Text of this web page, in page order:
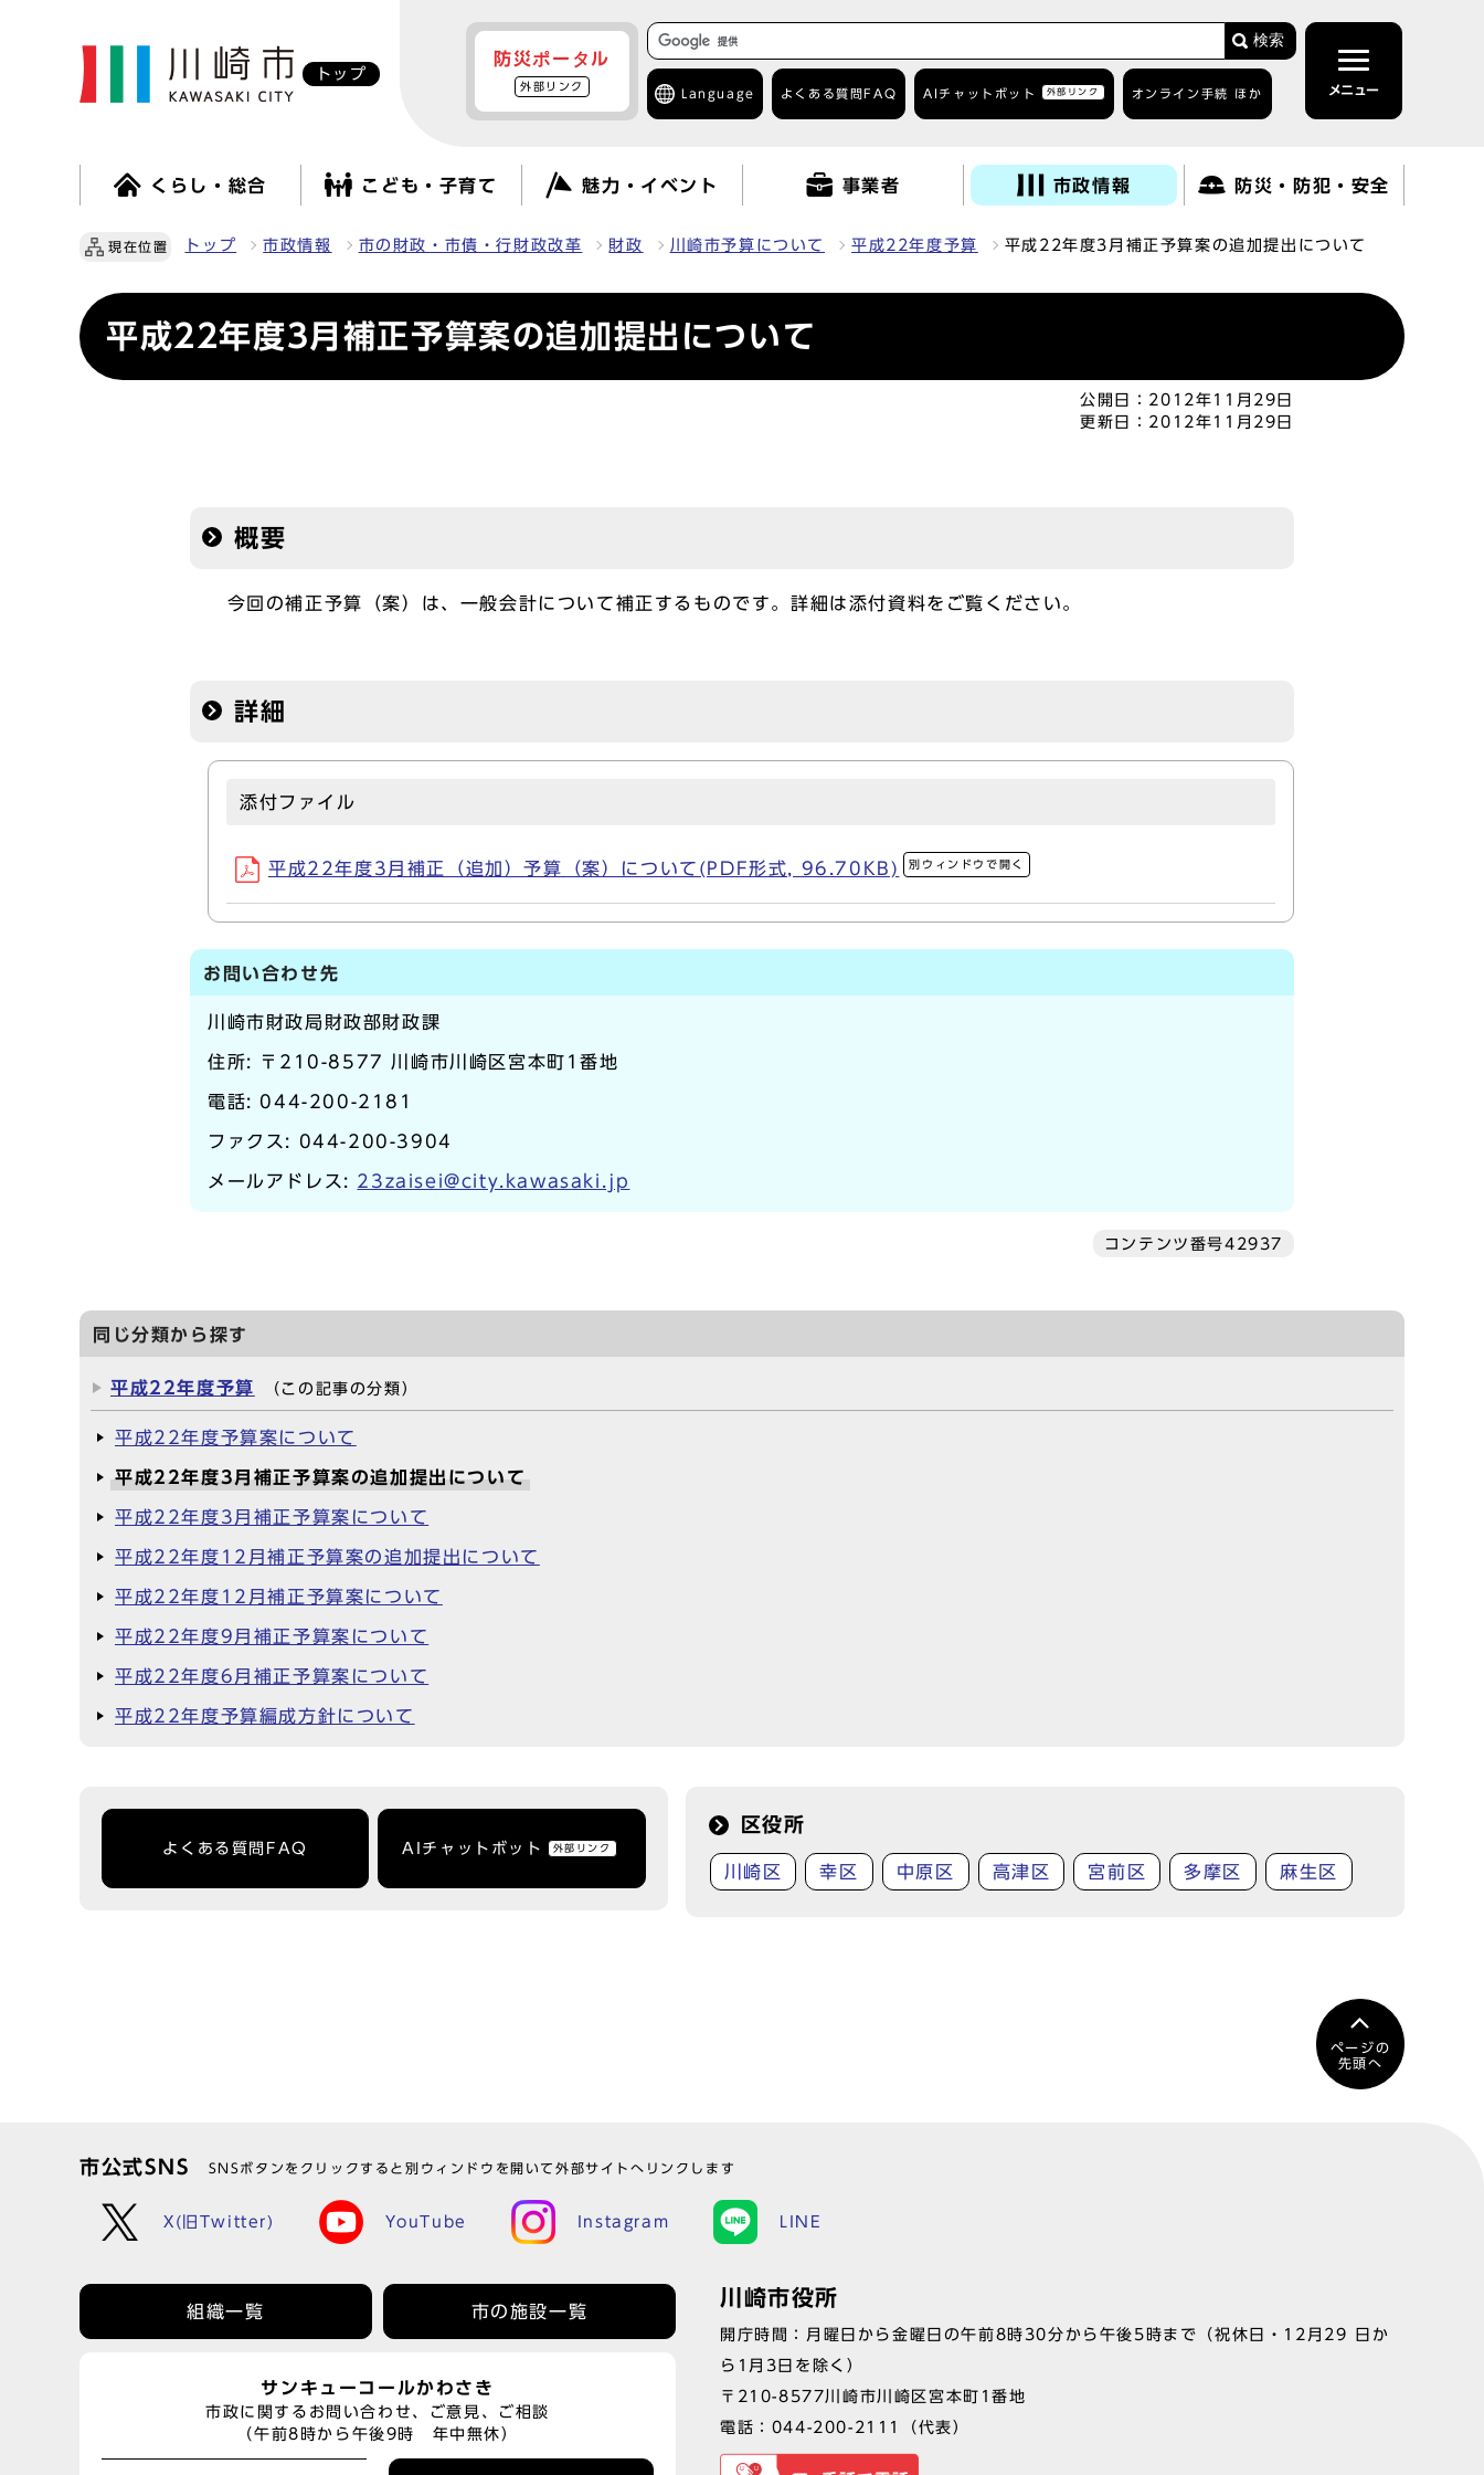
トップ
防災ポータル
外部リンク
検索
Language よくある質問 FAQ AIチャットボット 外部リンク オンライン手続 ほか メニュー
くらし・総合 こども・子育て 魅力・イベント 事業者 市政情報 防災・防犯・安全
現在位置 トップ 市政情報 市の財政・市債・行財政改革 財政 川崎市予算について 平成22年度予算 平成22年度3月補正予算案の追加提出について
平成22年度3月補正予算案の追加提出について
公開日： 2012年11月29日
更新日： 2012年11月29日
概要
今回の補正予算（案）は、一般会計について補正するものです。詳細は添付資料をご覧ください。
詳細
添付ファイル
平成22年度3月補正（追加）予算（案）について(PDF形式, 96.70KB) 別ウィンドウで開く
お問い合わせ先
川崎市財政局財政部財政課
住所: 〒210-8577 川崎市川崎区宮本町1番地
電話: 044-200-2181
ファクス: 044-200-3904
メールアドレス: 23zaisei@city.kawasaki.jp
コンテンツ番号42937
同じ分類から探す
平成22年度予算 （この記事の分類）
平成22年度予算案について
平成22年度3月補正予算案の追加提出について
平成22年度3月補正予算案について
平成22年度12月補正予算案の追加提出について
平成22年度12月補正予算案について
平成22年度9月補正予算案について
平成22年度6月補正予算案について
平成22年度予算編成方針について
よくある質問FAQ AIチャットボット 外部リンク
区役所
川崎区 幸区 中原区 高津区 宮前区 多摩区 麻生区
ページの
先頭へ
市公式SNS SNSボタンをクリックすると別ウィンドウを開いて外部サイトへリンクします
X(旧Twitter) YouTube Instagram LINE
組織一覧 市の施設一覧
サンキューコールかわさき
市政に関するお問い合わせ、ご意見、ご相談
（午前8時から午後9時 年中無休）
川崎市役所
開庁時間：月曜日から金曜日の午前8時30分から午後5時まで（祝休日・12月29 日か
ら1月3日を除く）
〒210-8577川崎市川崎区宮本町1番地
電話： 044-200-2111 （代表）